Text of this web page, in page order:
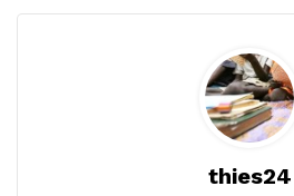
thies24